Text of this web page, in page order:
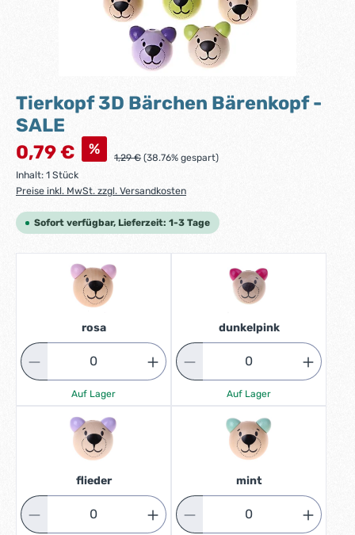
Tierkopf 3D Bärchen Bärenkopf -
SALE
Verkaufspreis:
0,79 € % Regulärer Preis:
1,29 € (38.76% gespart)
Inhalt: 1 Stück
Preise inkl. MwSt. zzgl. Versandkosten
Sofort verfügbar, Lieferzeit: 1-3 Tage
rosa
Auf Lager
dunkelpink
Auf Lager
flieder mint